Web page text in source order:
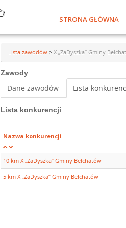
STRONA GŁÓWNA
Lista zawodów > X „ZaDyszka” Gminy
Zawody
Dane zawodów Lista
Lista konkurencji
Nazwa konkurencji
10 km X „ZaDyszka” Gminy Bełchatów
5 km X „ZaDyszka” Gminy Bełchatów